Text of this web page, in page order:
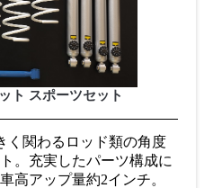
ト スポーツセット
く関わるロッド類の角度
。充実したパーツ構成に
高アップ量約2インチ。